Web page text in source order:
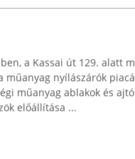
a Kassai út 129. alatt
műanyag nyílászárók
műanyag ablakok és
előállítása ...